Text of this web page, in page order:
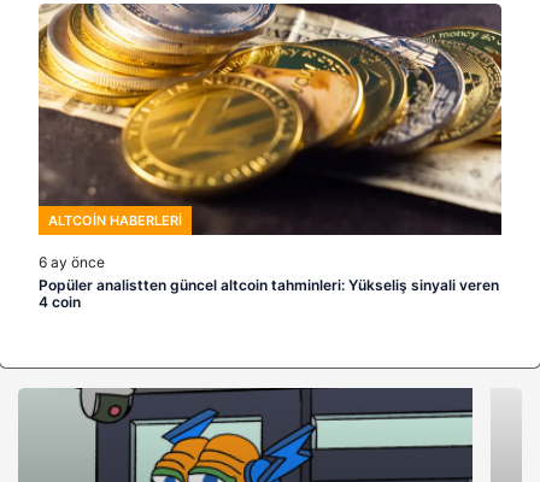
ALTCOIN HABERLERI
6 ay önce
Popüler analistten güncel altcoin tahminleri: Yükseliş sinyali veren
4 coin